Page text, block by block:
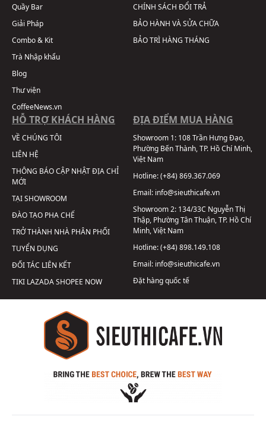
Quầy Bar
Giải Pháp
Combo & Kit
Trà Nhập khẩu
Blog
Thư viện
CoffeeNews.vn
CHÍNH SÁCH ĐỔI TRẢ
BẢO HÀNH VÀ SỬA CHỮA
BẢO TRÌ HÀNG THÁNG
HỖ TRỢ KHÁCH HÀNG
VỀ CHÚNG TÔI
LIÊN HỆ
THÔNG BÁO CẬP NHẬT ĐỊA CHỈ
MỚI
TẠI SHOWROOM
ĐÀO TẠO PHA CHẾ
TRỞ THÀNH NHÀ PHÂN PHỐI
TUYỂN DỤNG
ĐỐI TÁC LIÊN KẾT
TIKI LAZADASHOPEE NOW
ĐỊA ĐIỂM MUA HÀNG
Showroom 1: 108 Trần Hưng Đạo,
Phường Bến Thành, TP. Hồ Chí Minh,
Việt Nam
Hotline:(+84) 869.367.069
Email: info@sieuthicafe.vn
Showroom 2: 134/33C Nguyễn Thị
Thập, Phường Tân Thuận, TP. Hồ Chí
Minh, Việt Nam
Hotline:(+84) 898.149.108
Email: info@sieuthicafe.vn
Đặt hàng quốc tế